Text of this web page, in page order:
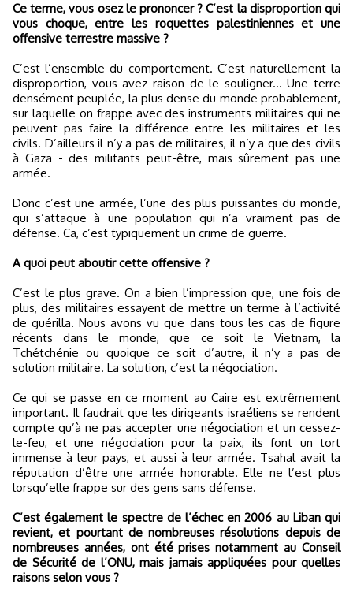
Ce terme, vous osez le prononcer ? C’est la disproportion qui
vous choque, entre les roquettes palestiniennes et une
offensive terrestre massive ?
C’est l’ensemble du comportement. C’est naturellement la
disproportion, vous avez raison de le souligner... Une terre
densément peuplée, la plus dense du monde probablement,
sur laquelle on frappe avec des instruments militaires qui ne
peuvent pas faire la différence entre les militaires et les
civils. D’ailleurs il n’y a pas de militaires, il n’y a que des civils
à Gaza - des militants peut-être, mais sûrement pas une
armée.
Donc c’est une armée, l’une des plus puissantes du monde,
qui s’attaque à une population qui n’a vraiment pas de
défense. Ca, c’est typiquement un crime de guerre.
A quoi peut aboutir cette offensive ?
C’est le plus grave. On a bien l’impression que, une fois de
plus, des militaires essayent de mettre un terme à l’activité
de guérilla. Nous avons vu que dans tous les cas de figure
récents dans le monde, que ce soit le Vietnam, la
Tchétchénie ou quoique ce soit d’autre, il n’y a pas de
solution militaire. La solution, c’est la négociation.
Ce qui se passe en ce moment au Caire est extrêmement
important. Il faudrait que les dirigeants israéliens se rendent
compte qu’à ne pas accepter une négociation et un cessez-
le-feu, et une négociation pour la paix, ils font un tort
immense à leur pays, et aussi à leur armée. Tsahal avait la
réputation d’être une armée honorable. Elle ne l’est plus
lorsqu’elle frappe sur des gens sans défense.
C’est également le spectre de l’échec en 2006 au Liban qui
revient, et pourtant de nombreuses résolutions depuis de
nombreuses années, ont été prises notamment au Conseil
de Sécurité de l’ONU, mais jamais appliquées pour quelles
raisons selon vous ?